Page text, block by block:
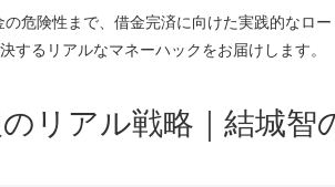
危険性まで、借金完済に向けた実践的なロ
するリアルなマネーハックをお届けします。
リアル戦略｜結城智